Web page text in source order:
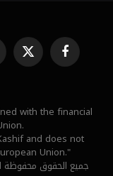
فيسبوك X
with the financial
and does not
Union."
جميع الحقوق محفوظة